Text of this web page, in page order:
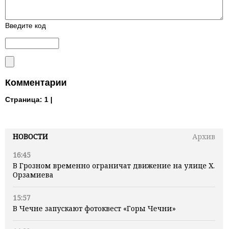
НОВОСТИ
Архив
16:45
В Грозном временно ограничат движение на улице Х.
Орзамиева
15:57
В Чечне запускают фотоквест «Горы Чечни»
Введите код
Комментарии
Страница: 1 |